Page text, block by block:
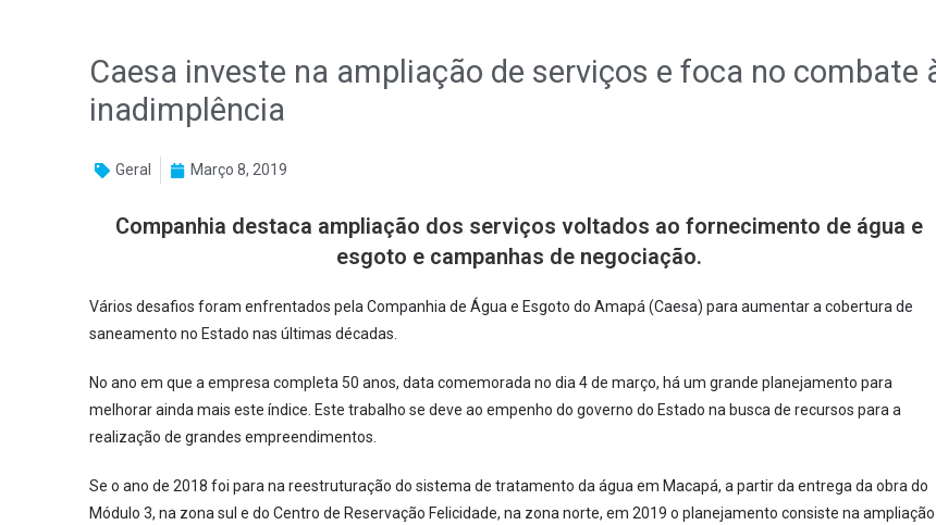
Caesa investe na ampliação de serviços e foca no combate
inadimplência
Geral Março 8, 2019
Companhia destaca ampliação dos serviços voltados ao fornecimento de água e
esgoto e campanhas de negociação.
Vários desafios foram enfrentados pela Companhia de Água e Esgoto do Amapá (Caesa) para aumentar a cobertura de
saneamento no Estado nas últimas décadas.
No ano em que a empresa completa 50 anos, data comemorada no dia 4 de março, há um grande planejamento para
melhorar ainda mais este índice. Este trabalho se deve ao empenho do governo do Estado na busca de recursos para a
realização de grandes empreendimentos.
Se o ano de 2018 foi para na reestruturação do sistema de tratamento da água em Macapá, a partir da entrega da obra do
Módulo 3, na zona sul e do Centro de Reservação Felicidade, na zona norte, em 2019 o planejamento consiste na ampliação